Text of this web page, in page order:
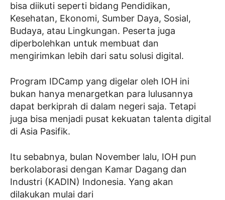
bisa diikuti seperti bidang Pendidikan,
Kesehatan, Ekonomi, Sumber Daya, Sosial,
Budaya, atau Lingkungan. Peserta juga
diperbolehkan untuk membuat dan
mengirimkan lebih dari satu solusi digital.
Program IDCamp yang digelar oleh IOH ini
bukan hanya menargetkan para lulusannya
dapat berkiprah di dalam negeri saja. Tetapi
juga bisa menjadi pusat kekuatan talenta digital
di Asia Pasifik.
Itu sebabnya, bulan November lalu, IOH pun
berkolaborasi dengan Kamar Dagang dan
Industri (KADIN) Indonesia. Yang akan
dilakukan mulai dari